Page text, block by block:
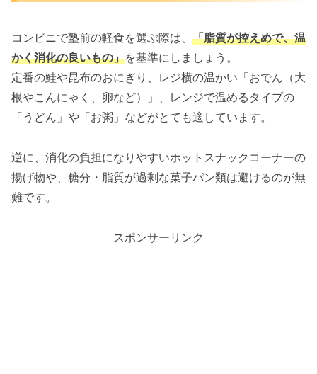
コンビニで塾前の軽食を選ぶ際は、 「脂質が控えめで、温
かく消化の良いもの」を基準にしましょう。
定番の鮭や昆布のおにぎり、レジ横の温かい「おでん（大
根やこんにゃく、卵など）」、レンジで温めるタイプの
「うどん」や「お粥」などがとても適しています。
逆に、消化の負担になりやすいホットスナックコーナーの
揚げ物や、糖分・脂質が過剰な菓子パン類は避けるのが無
難です。
スポンサーリンク